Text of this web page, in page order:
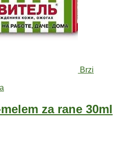
Brzi
za rane 30ml